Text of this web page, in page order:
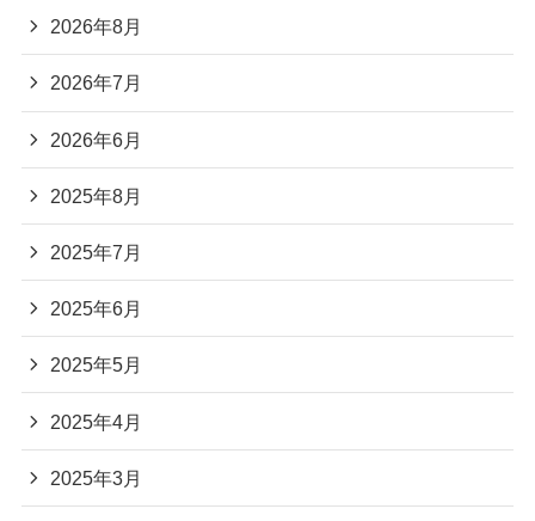
2026年8月
2026年7月
2026年6月
2025年8月
2025年7月
2025年6月
2025年5月
2025年4月
2025年3月